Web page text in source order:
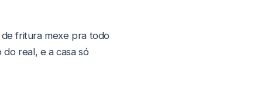
fritura mexe pra todo
real, e a casa só